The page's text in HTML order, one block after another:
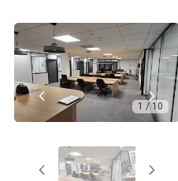
1 / 10